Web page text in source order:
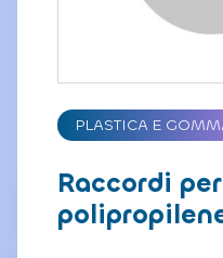
PLASTICA E
Raccordi